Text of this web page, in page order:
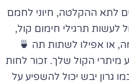
לתא ההקלטה, חיוני לחמם
לעשות תרגילי חימום קול,
או אפילו לשתות תה 🍵
מיתרי הקול שלך. זכור לחות
גרון יבש יכול להשפיע על